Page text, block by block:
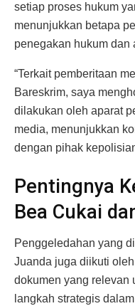
setiap proses hukum
menunjukkan betapa
penegakan hukum
“Terkait pemberitaan
Bareskrim, saya
dilakukan oleh aparat
media, menunjukkan
dengan pihak
Pentingnya
Bea Cukai
Penggeledahan yang
Juanda juga diikuti
dokumen yang relevan
langkah strategis